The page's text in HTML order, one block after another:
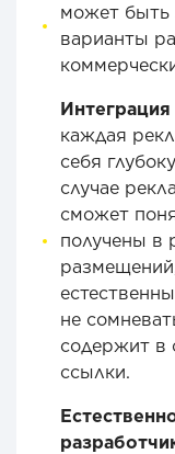
может быть
варианты
каждая
себя
случае
сможет
получены в
не
содержит в
ссылки.